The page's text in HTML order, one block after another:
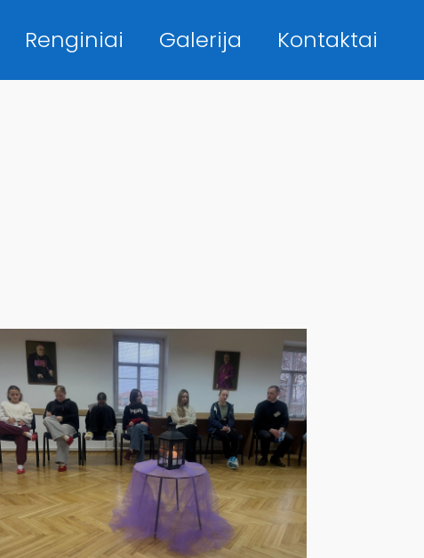
Renginiai Galerija Kontaktai